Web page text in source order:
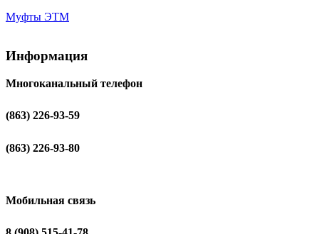
Муфты ЭТМ
Информация
Многоканальный телефон
(863) 226-93-59
(863) 226-93-80
Мобильная связь